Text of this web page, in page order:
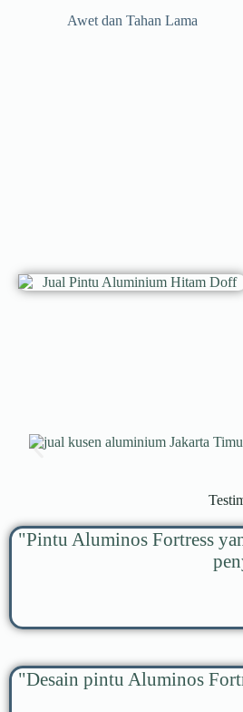
Awet dan Tahan Lama
"Pintu Aluminos Fortress
"Desain pintu Aluminos